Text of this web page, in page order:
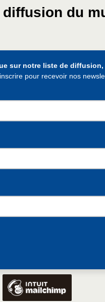
du
sur notre liste de diffusion,
pour recevoir nos